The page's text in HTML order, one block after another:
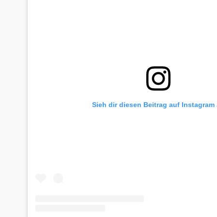
Sieh dir diesen Beitrag auf Instagram